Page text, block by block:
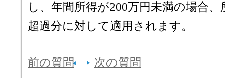
し、年間所得が200万円未満の場合
超過分に対して適用されます。
前の質問 次の質問